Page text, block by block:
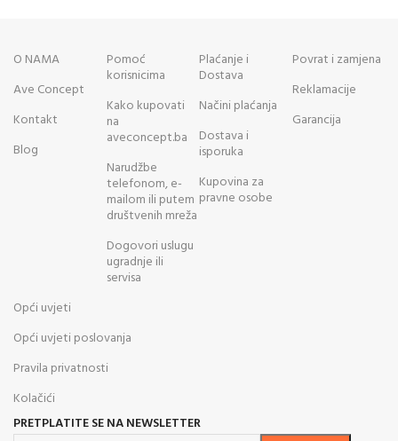
O NAMA
Ave Concept
Kontakt
Blog
Pomoć
korisnicima
Kako kupovati
na
aveconcept.ba
Narudžbe
telefonom, e-
mailom ili putem
društvenih mreža
Dogovori uslugu
ugradnje ili
servisa
Plaćanje i
Dostava
Načini plaćanja
Dostava i
isporuka
Kupovina za
pravne osobe
Povrat i zamjena
Reklamacije
Garancija
Opći uvjeti
Opći uvjeti poslovanja
Pravila privatnosti
Kolačići
PRETPLATITE SE NA NEWSLETTER